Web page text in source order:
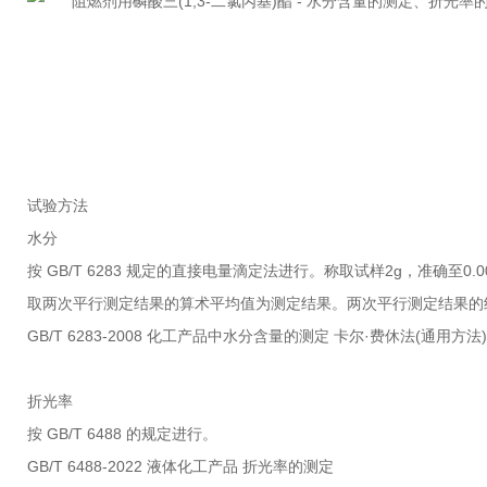
试验方法
水分
按 GB/T 6283 规定的直接电量滴定法进行。称取试样2g，准确至
取两次平行测定结果的算术平均值为测定结果。两次平行测定结果的
GB/T 6283-2008 化工产品中水分含量的测定 卡尔·费休法(通用方法)
折光率
按 GB/T 6488 的规定进行。
GB/T 6488-2022 液体化工产品 折光率的测定